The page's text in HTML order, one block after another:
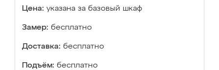
Цена: указана за базовый шкаф
Замер: бесплатно
Доставка: бесплатно
Подъём: бесплатно